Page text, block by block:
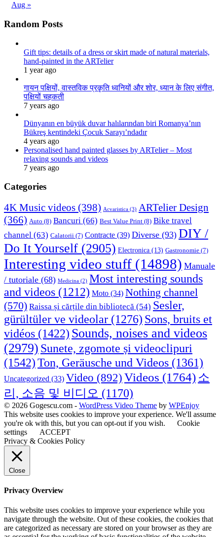
Aug »
Random Posts
Gift tips: details of a dress or skirt made of natural materials,
hand-painted in the ARTelier
1 year ago
गायन पक्षियों, वास्तविक प्रकृति ध्वनियों और शोर, ध्यान के लिए संगीत,
पक्षियों चहकती
7 years ago
Dünyanın en büyük duvar halılarından biri Romanya’nın
Bükreş kentindeki Çocuk Sarayı’ndadır
4 years ago
Personalised hand painted glasses by ARTelier – Most
relaxing sounds and videos
7 years ago
Categories
4K Music videos (398) Acvaristica (3) ARTelier Design
(366) Auto (8) Bancuri (66) Best Value Print (8) Bike travel
channel (63) Calatorii (7) Contracte (39) Diverse (93) DIY /
Do It Yourself (2905) Electronica (13) Gastronomie (7)
Interesting video stuff (14898) Manuale
/ tutoriale (68) Medicina (2) Most interesting sounds
and videos (1212) Moto (34) Nothing channel
(570) Raissa și cărțile din bibliotecă (54) Sesler,
gürültüler ve videolar (1276) Sons, bruits et
vidéos (1422) Sounds, noises and videos
(2979) Sunete, zgomote și videoclipuri
(1542)Ton, Geräusche und Videos (1361)
Uncategorized (33) Video (892)Videos (1764) 소
리, 소음 및 비디오 (1170)
© 2026 Gogescu.com - WordPress Video Theme by WPEnjoy
This website uses cookies to improve your experience. We'll assume
you're ok with this, but you can opt-out if you wish.
Cookie
settings
ACCEPT
Privacy & Cookies Policy
Close
Privacy Overview
This website uses cookies to improve your experience while you
navigate through the website. Out of these cookies, the cookies that
are categorized as necessary are stored on your browser as they are